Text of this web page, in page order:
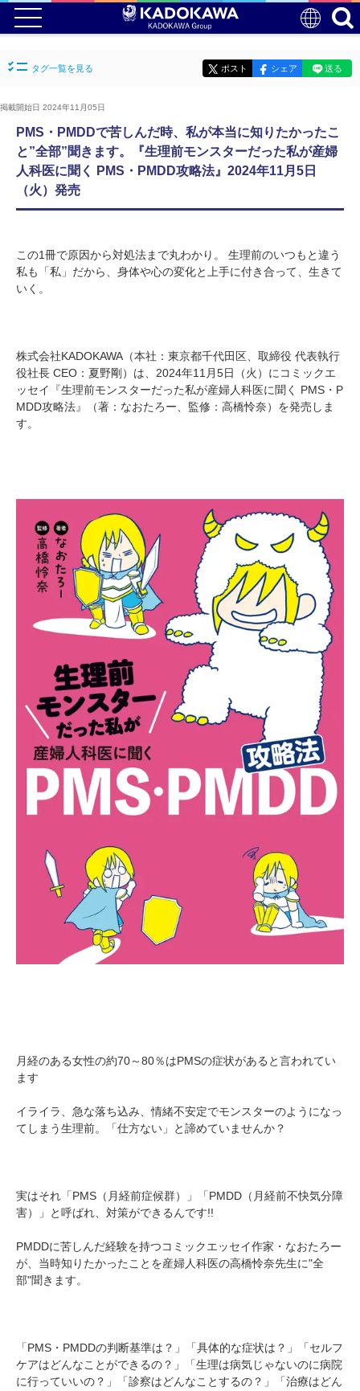
タグ一覧を見る ポスト シェア 送る
掲載開始日 2024年11月05日
PMS・PMDDで苦しんだ時、私が本当に知りたかったこ
と”全部”聞きます。『生理前モンスターだった私が産婦
人科医に聞く PMS・PMDD攻略法』2024年11月5日
（火）発売
この1冊で原因から対処法まで丸わかり。 生理前のいつもと違う
私も「私」だから、身体や心の変化と上手に付き合って、生きて
いく。
株式会社KADOKAWA（本社：東京都千代田区、取締役 代表執行
役社長 CEO：夏野剛）は、2024年11月5日（火）にコミックエ
ッセイ『生理前モンスターだった私が産婦人科医に聞く PMS・P
MDD攻略法』（著：なおたろー、監修：高橋怜奈）を発売しま
す。
月経のある女性の約70～80％はPMSの症状があると言われてい
ます
イライラ、急な落ち込み、情緒不安定でモンスターのようになっ
てしまう生理前。「仕方ない」と諦めていませんか？
実はそれ「PMS（月経前症候群）」「PMDD（月経前不快気分障
害）」と呼ばれ、対策ができるんです!!
PMDDに苦しんだ経験を持つコミックエッセイ作家・なおたろー
が、当時知りたかったことを産婦人科医の高橋怜奈先生に"全
部"聞きます。
「PMS・PMDDの判断基準は？」「具体的な症状は？」「セルフ
ケアはどんなことができるの？」「生理は病気じゃないのに病院
に行っていいの？」「診察はどんなことするの？」「治療はどん